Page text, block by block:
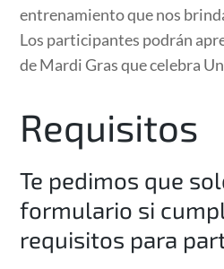
entrenamiento que nos
Los participantes podrán
de Mardi Gras que celebra
Requisitos
Te pedimos que
formulario si
requisitos para